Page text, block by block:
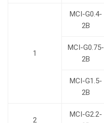
1
MCI-G0.4-
2B
MCI-G0.75-
2B
MCI-G1.5-
2B
2
MCI-G2.2-